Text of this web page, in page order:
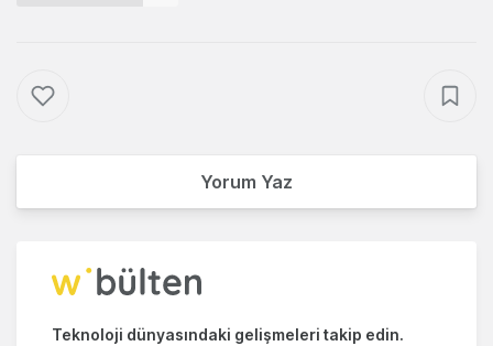
Yorum Yaz
Teknoloji dünyasındaki gelişmeleri takip edin.